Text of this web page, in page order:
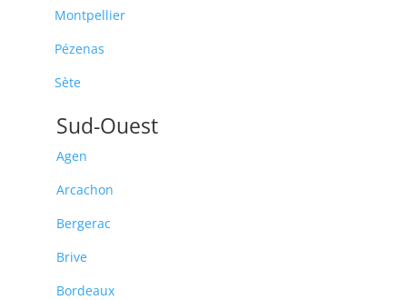
Montpellier
Pézenas
Sète
Sud-Ouest
Agen
Arcachon
Bergerac
Brive
Bordeaux